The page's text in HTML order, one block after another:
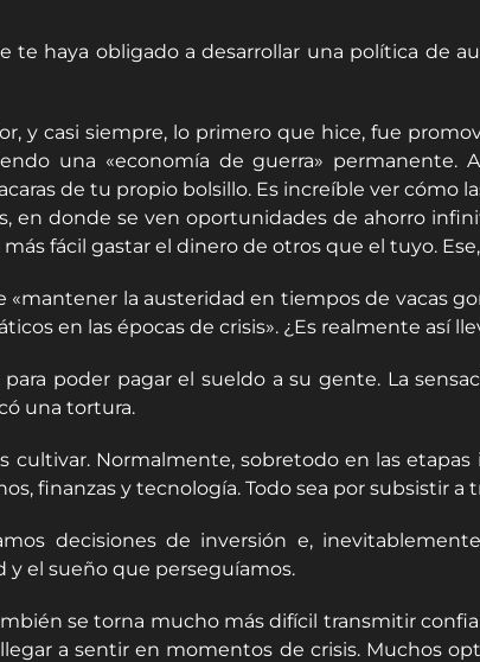
te haya obligado a desarrollar una política de
y casi siempre, lo primero que hice, fue
una «economía de guerra» permanente.
de tu propio bolsillo. Es increíble ver cómo
en donde se ven oportunidades de ahorro
fácil gastar el dinero de otros que el tuyo.
la austeridad en tiempos de vacas
en las épocas de crisis». ¿Es realmente así
poder pagar el sueldo a su gente. La
una tortura.
Normalmente, sobretodo en las etapas
finanzas y tecnología. Todo sea por subsistir a
decisiones de inversión e,
y el sueño que perseguíamos.
se torna mucho más difícil transmitir
a sentir en momentos de crisis. Muchos